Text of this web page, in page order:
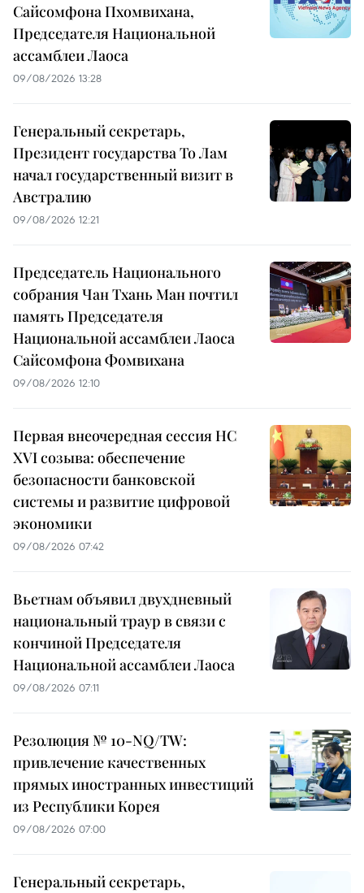
Сайсомфона Пхомвихана,
Председателя Национальной
ассамблеи Лаоса
09/08/2026 13:28
Генеральный секретарь,
Президент государства То Лам
начал государственный визит в
Австралию
09/08/2026 12:21
Председатель Национального
собрания Чан Тхань Ман почтил
память Председателя
Национальной ассамблеи Лаоса
Сайсомфона Фомвихана
09/08/2026 12:10
Первая внеочередная сессия НС
XVI созыва: обеспечение
безопасности банковской
системы и развитие цифровой
экономики
09/08/2026 07:42
Вьетнам объявил двухдневный
национальный траур в связи с
кончиной Председателя
Национальной ассамблеи Лаоса
09/08/2026 07:11
Резолюция № 10-NQ/TW:
привлечение качественных
прямых иностранных инвестиций
из Республики Корея
09/08/2026 07:00
Генеральный секретарь,